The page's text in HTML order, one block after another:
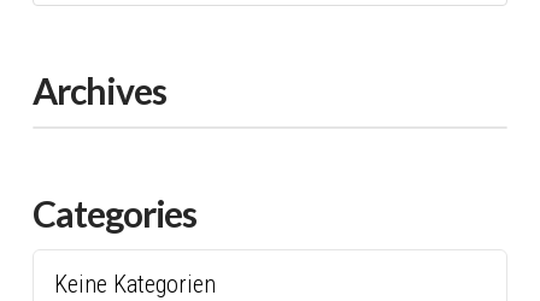
Archives
Categories
Keine Kategorien